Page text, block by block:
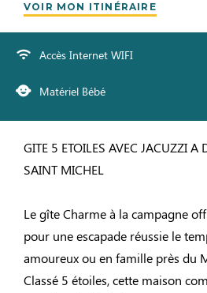
VOIR MON ITINÉRAIRE
Accès Internet WIFI
Matériel Bébé
GITE 5 ETOILES AVEC JACUZZI
SAINT MICHEL
Le gîte Charme à la campagne
pour une escapade réussie le
amoureux ou en famille près du
Classé 5 étoiles, cette maison